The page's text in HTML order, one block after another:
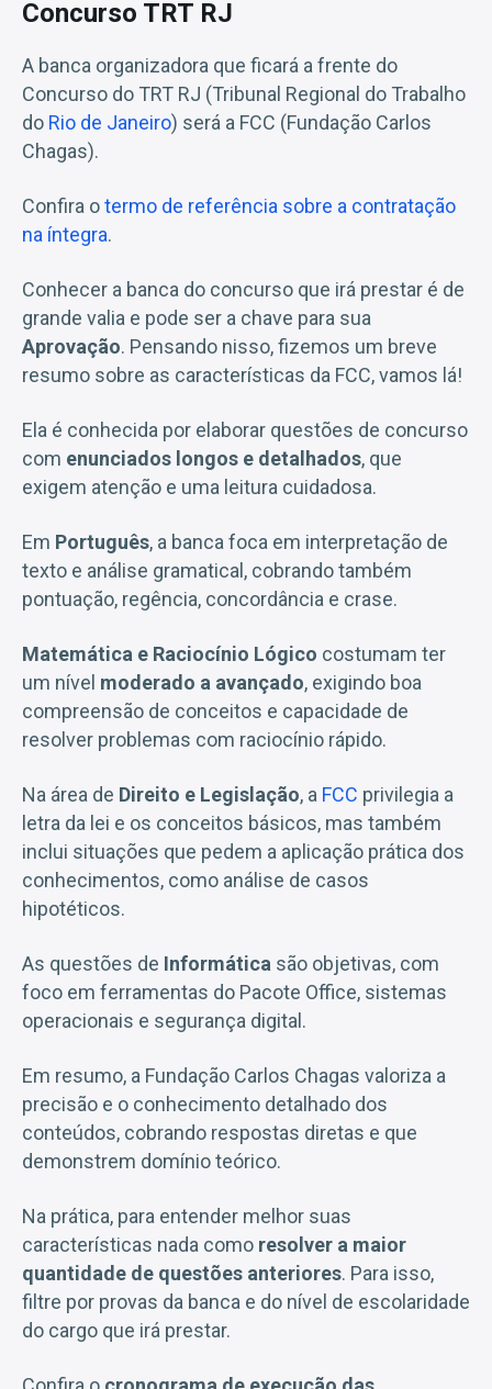
Concurso TRT RJ
A banca organizadora que ficará a frente do
Concurso do TRT RJ (Tribunal Regional do Trabalho
do Rio de Janeiro) será a FCC (Fundação Carlos
Chagas).
Confira otermo de referência sobre a contratação
na íntegra.
Conhecer a banca do concurso que irá prestar é de
grande valia e pode ser a chave para sua
Aprovação. Pensando nisso, fizemos um breve
resumo sobre as características da FCC, vamos lá!
Ela é conhecida por elaborar questões de concurso
com enunciados longos e detalhados, que
exigem atenção e uma leitura cuidadosa.
Em Português, a banca foca em interpretação de
texto e análise gramatical, cobrando também
pontuação, regência, concordância e crase.
Matemática e Raciocínio Lógico costumam ter
um nível moderado a avançado, exigindo boa
compreensão de conceitos e capacidade de
resolver problemas com raciocínio rápido.
Na área de Direito e Legislação, a FCC privilegia a
letra da lei e os conceitos básicos, mas também
inclui situações que pedem a aplicação prática dos
conhecimentos, como análise de casos
hipotéticos.
As questões de Informática são objetivas, com
foco em ferramentas do Pacote Office, sistemas
operacionais e segurança digital.
Em resumo, a Fundação Carlos Chagas valoriza a
precisão e o conhecimento detalhado dos
conteúdos, cobrando respostas diretas e que
demonstrem domínio teórico.
Na prática, para entender melhor suas
características nada como resolver a maior
quantidade de questões anteriores. Para isso,
filtre por provas da banca e do nível de escolaridade
do cargo que irá prestar.